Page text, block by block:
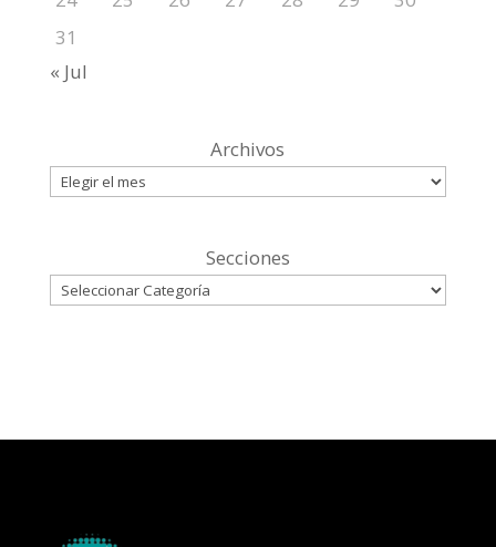
31
« Jul
Archivos
Secciones